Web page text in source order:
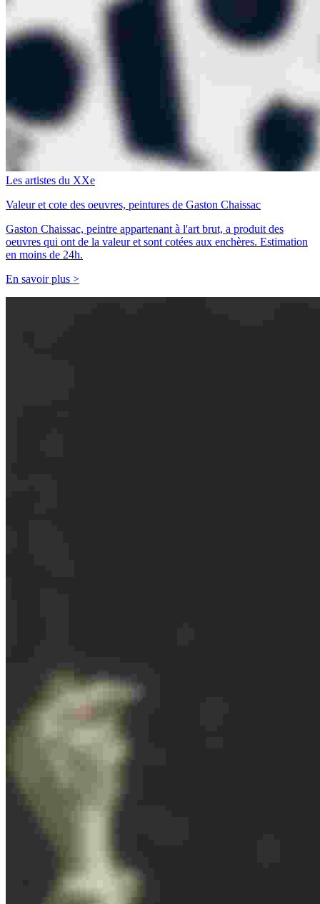
Les artistes du XXe
Valeur et cote des oeuvres, peintures de Gaston Chaissac
Gaston Chaissac, peintre appartenant à l'art brut, a produit des
oeuvres qui ont de la valeur et sont cotées aux enchères. Estimation
en moins de 24h.
En savoir plus >